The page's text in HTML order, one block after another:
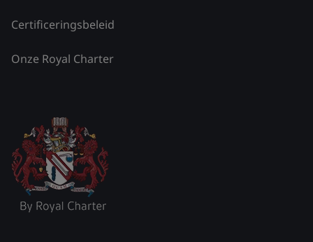
Certificeringsbeleid
Onze Royal Charter